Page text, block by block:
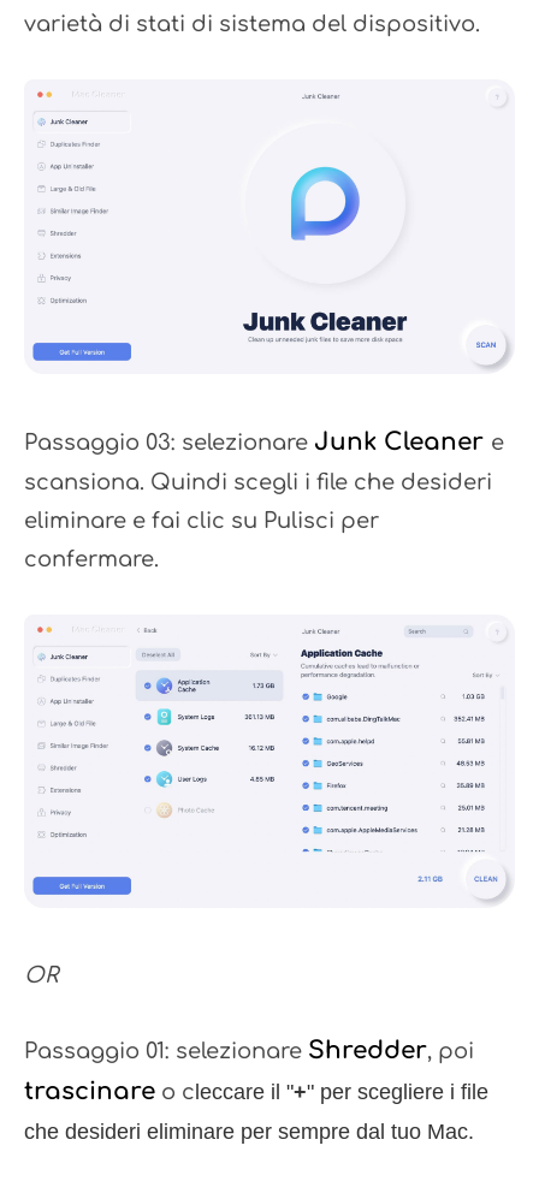
varietà di stati di sistema del dispositivo.
Passaggio 03: selezionare Junk Cleaner e
scansiona. Quindi scegli i file che desideri
eliminare e fai clic su Pulisci per
confermare.
OR
Passaggio 01: selezionare Shredder, poi
trascinare o c leccare il "+" per scegliere i file
che desideri eliminare per sempre dal tuo Mac.